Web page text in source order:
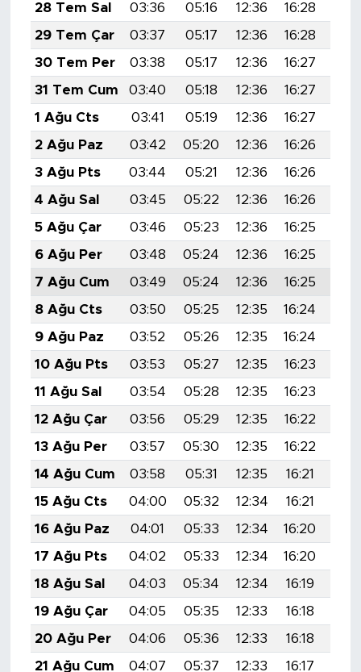
28 Tem Sal
03:36 05:16 12:36 16:28
29 Tem Çar
03:37 05:17 12:36 16:28
30 Tem Per
03:38 05:17 12:36 16:27
31 Tem Cum
03:40 05:18 12:36 16:27
1 Ağu Cts
03:41 05:19 12:36 16:27
2 Ağu Paz
03:42 05:20 12:36 16:26
3 Ağu Pts
03:44 05:21 12:36 16:26
4 Ağu Sal
03:45 05:22 12:36 16:26
5 Ağu Çar
03:46 05:23 12:36 16:25
6 Ağu Per
03:48 05:24 12:36 16:25
7 Ağu Cum
03:49 05:24 12:36 16:25
8 Ağu Cts
03:50 05:25 12:35 16:24
9 Ağu Paz
03:52 05:26 12:35 16:24
10 Ağu Pts
03:53 05:27 12:35 16:23
11 Ağu Sal
03:54 05:28 12:35 16:23
12 Ağu Çar
03:56 05:29 12:35 16:22
13 Ağu Per
03:57 05:30 12:35 16:22
14 Ağu Cum
03:58 05:31 12:35 16:21
15 Ağu Cts
04:00 05:32 12:34 16:21
16 Ağu Paz
04:01 05:33 12:34 16:20
17 Ağu Pts
04:02 05:33 12:34 16:20
18 Ağu Sal
04:03 05:34 12:34 16:19
19 Ağu Çar
04:05 05:35 12:33 16:18
20 Ağu Per
04:06 05:36 12:33 16:18
21 Ağu Cum
04:07 05:37 12:33 16:17